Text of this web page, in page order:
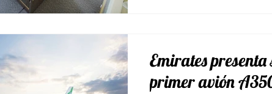
Emirates presenta
primer avión